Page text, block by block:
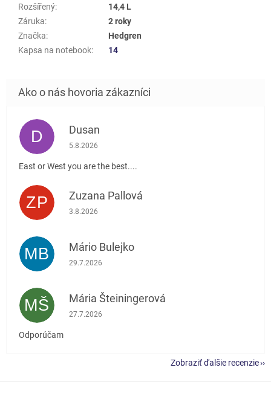
Rozšířený:
14,4 L
Záruka:
2 roky
Značka:
Hedgren
Kapsa na notebook: 14
D Dusan
Hodnotenie obchodu je 5 z 5 hviezdičiek.
5.8.2026
East or West you are the best....
ZP Zuzana Pallová
Hodnotenie obchodu je 5 z 5 hviezdičiek.
3.8.2026
MB Mário Bulejko
Hodnotenie obchodu je 5 z 5 hviezdičiek.
29.7.2026
MŠ Mária Šteiningerová
Hodnotenie obchodu je 5 z 5 hviezdičiek.
27.7.2026
Odporúčam
Zobraziť ďalšie recenzie